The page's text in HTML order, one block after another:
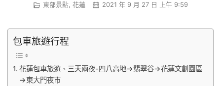
東部景點, 花蓮 2021 年 9 月 27 日 上午 9:59
包車旅遊行程
花蓮包車旅遊、三天兩夜-四八高地→翡翠谷→花蓮文創園區
→東大門夜市